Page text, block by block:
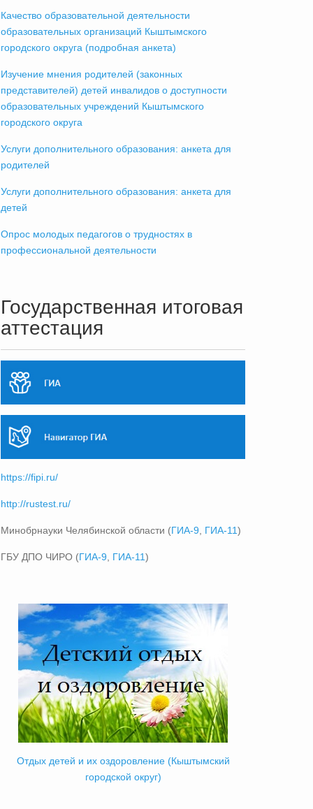
Качество образовательной деятельности
образовательных организаций Кыштымского
городского округа (подробная анкета)
Изучение мнения родителей (законных
представителей) детей инвалидов о доступности
образовательных учреждений Кыштымского
городского округа
Услуги дополнительного образования: анкета для
родителей
Услуги дополнительного образования: анкета для
детей
Опрос молодых педагогов о трудностях в
профессиональной деятельности
Государственная итоговая
аттестация
https://fipi.ru/
http://rustest.ru/
Минобрнауки Челябинской области (ГИА-9 ГИА-11)
ГБУ ДПО ЧИРО (ГИА-9 ГИА-11)
Отдых детей и их оздоровление (Кыштымский
городской округ)